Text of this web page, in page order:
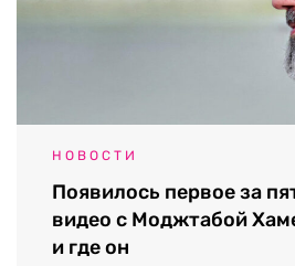
НОВОСТИ
Появилось первое за
видео с Моджтабой
и где он